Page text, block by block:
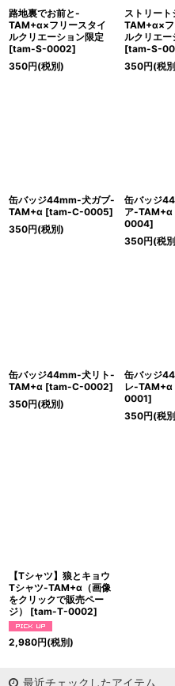
路地裏でお前と-
TAM+α×フリースタイ
ルクリエーション限定
[tam-S-0002]
350円(税別)
ストリー
TAM+α×フ
ルクリエー
[tam-S-
350円(税
缶バッジ44mm-犬ガブ-
TAM+α [tam-C-0005]
350円(税別)
缶バッジ
ア-TAM+α
0004]
350円(税
缶バッジ44mm-犬リト-
TAM+α [tam-C-0002]
350円(税別)
缶バッジ
レ-TAM+α
0001]
350円(税
【Tシャツ】狼とキョウ
Tシャツ-TAM+α（画像
をクリックで販売ペー
ジ）
[tam-T-0002]
2,980円(税別)
最近チェックしたアイテム